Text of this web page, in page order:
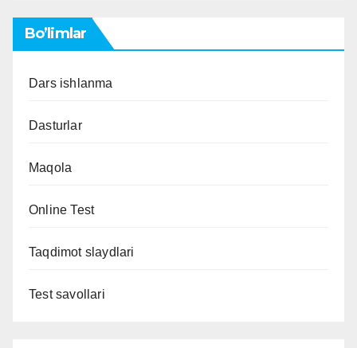
Bo’limlar
Dars ishlanma
Dasturlar
Maqola
Online Test
Taqdimot slaydlari
Test savollari